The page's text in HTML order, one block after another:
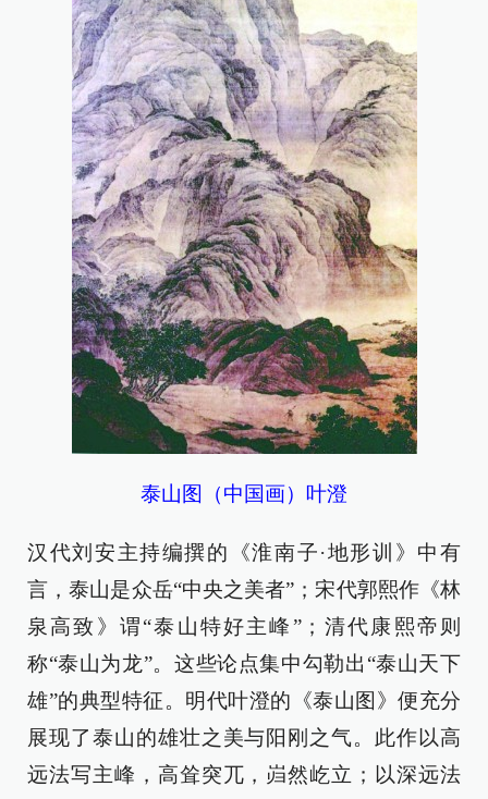
泰山图（中国画）叶澄
汉代刘安主持编撰的《淮南子·地形训》中有
言，泰山是众岳“中央之美者”；宋代郭熙作《林
泉高致》谓“泰山特好主峰”；清代康熙帝则
称“泰山为龙”。这些论点集中勾勒出“泰山天下
雄”的典型特征。明代叶澄的《泰山图》便充分
展现了泰山的雄壮之美与阳刚之气。此作以高
远法写主峰，高耸突兀，岿然屹立；以深远法